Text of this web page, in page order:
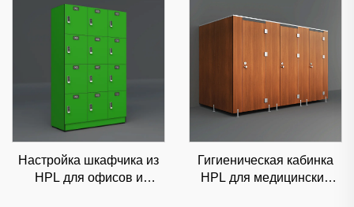
Настройка шкафчика из
HPL для офисов и
Гигиеническая кабинка
HPL для медицинских